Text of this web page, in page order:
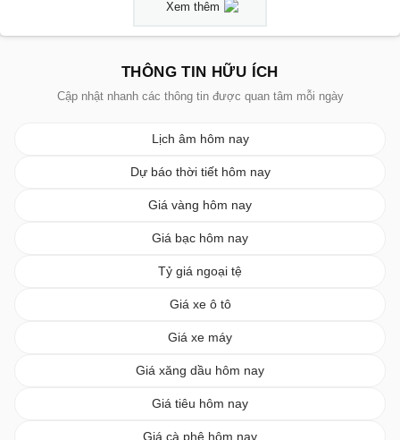
Xem thêm
THÔNG TIN HỮU ÍCH
Cập nhật nhanh các thông tin được quan tâm mỗi ngày
Lịch âm hôm nay
Dự báo thời tiết hôm nay
Giá vàng hôm nay
Giá bạc hôm nay
Tỷ giá ngoại tệ
Giá xe ô tô
Giá xe máy
Giá xăng dầu hôm nay
Giá tiêu hôm nay
Giá cà phê hôm nay